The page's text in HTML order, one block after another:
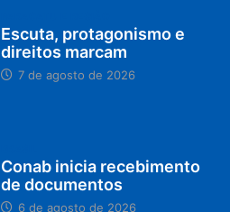
Escuta, protagonismo e
direitos marcam
7 de agosto de 2026
Conab inicia recebimento
de documentos
6 de agosto de 2026